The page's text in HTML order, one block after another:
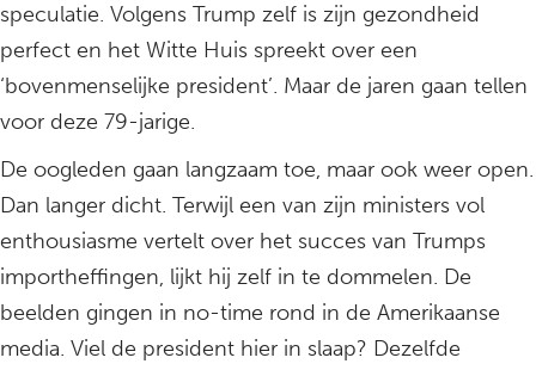
speculatie. Volgens Trump zelf is zijn gezondheid
perfect en het Witte Huis spreekt over een
‘bovenmenselijke president’. Maar de jaren gaan tellen
voor deze 79-jarige.
De oogleden gaan langzaam toe, maar ook weer open.
Dan langer dicht. Terwijl een van zijn ministers vol
enthousiasme vertelt over het succes van Trumps
importheffingen, lijkt hij zelf in te dommelen. De
beelden gingen in no-time rond in de Amerikaanse
media. Viel de president hier in slaap? Dezelfde